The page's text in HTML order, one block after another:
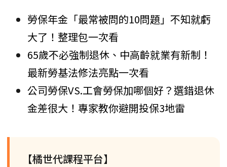
勞保年金「最常被問的10問題」不知就虧
大了！整理包一次看
65歲不必強制退休、中高齡就業有新制！
最新勞基法修法亮點一次看
公司勞保VS.工會勞保加哪個好？選錯退休
金差很大！專家教你避開投保3地雷
【橘世代課程平台】